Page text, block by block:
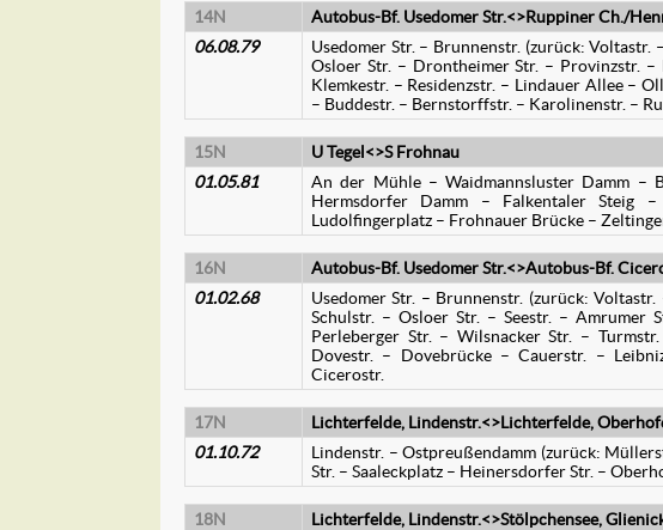
14N
Autobus-Bf. Usedomer Str.<>Ruppiner Ch./
06.08.79
Usedomer Str. – Brunnenstr. (zurück: Voltastr.
Osloer Str. – Drontheimer Str. – Provinzstr.
Klemkestr. – Residenzstr. – Lindauer Allee –
– Buddestr. – Bernstorffstr. – Karolinenstr. –
15N
U Tegel<>S Frohnau
01.05.81
An der Mühle – Waidmannsluster Damm –
Hermsdorfer Damm – Falkentaler Steig
Ludolfingerplatz – Frohnauer Brücke –
16N
Autobus-Bf. Usedomer Str.<>Autobus-Bf.
01.02.68
Usedomer Str. – Brunnenstr. (zurück:
Schulstr. – Osloer Str. – Seestr. – Amrumer
Perleberger Str. – Wilsnacker Str. –
Dovestr. – Dovebrücke – Cauerstr. –
Cicerostr.
17N Lichterfelde, Lindenstr.<>Lichterfelde,
01.10.72
Lindenstr. – Ostpreußendamm (zurück:
Str. – Saaleckplatz – Heinersdorfer Str. –
18N
Lichterfelde, Lindenstr.<>Stölpchensee,